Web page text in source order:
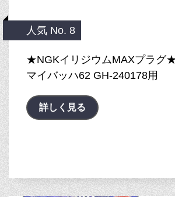
人気 No. 8
★NGKイリジウムMAXプラグ
マイバッハ62 GH-240178用
詳しく見る